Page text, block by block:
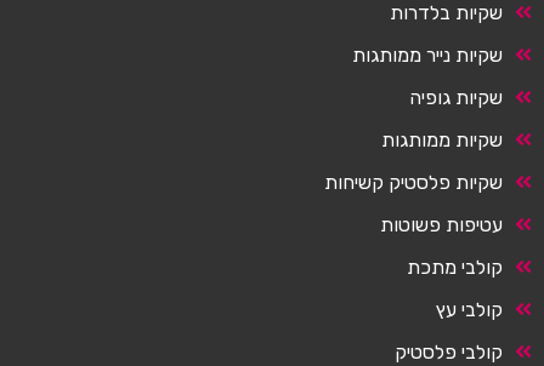
שקיות בלדרות
שקיות נייר ממותגות
שקיות גופיה
שקיות ממותגות
שקיות פלסטיק קשיחות
עטיפות פשוטות
קולבי מתכת
קולבי עץ
קולבי פלסטיק